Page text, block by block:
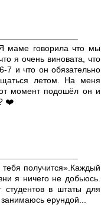
маме говорила что мы
я очень виновата, что
7 и что он обязательно
летом. На меня
момент подошёл он и
❤️
получится».Каждый
я ничего не добьюсь.
студентов в штаты для
ерундой...